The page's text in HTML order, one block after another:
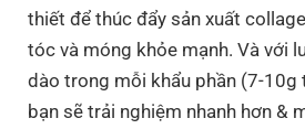
thiết để thúc đẩy sản xuất
tóc và móng khỏe mạnh.⁣ Và với
dào trong mỗi khẩu phần (7-10g
bạn sẽ trải nghiệm nhanh hơn &